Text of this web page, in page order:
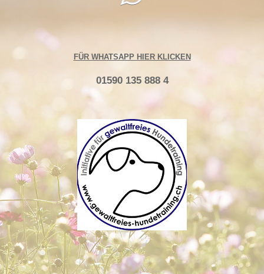
FÜR WHATSAPP HIER KLICKEN
01590 135 888 4